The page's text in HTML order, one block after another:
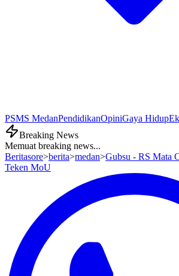
PSMS MedanPendidikanOpiniGaya Hidup
Breaking News
Memuat breaking news...
Beritasore>berita>medan>Gubsu - RS Mata
Teken MoU